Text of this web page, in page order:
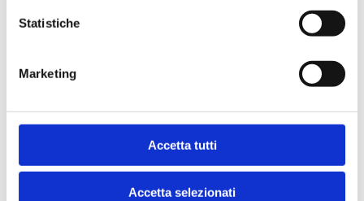
Statistiche
Marketing
Accetta tutti
Accetta selezionati